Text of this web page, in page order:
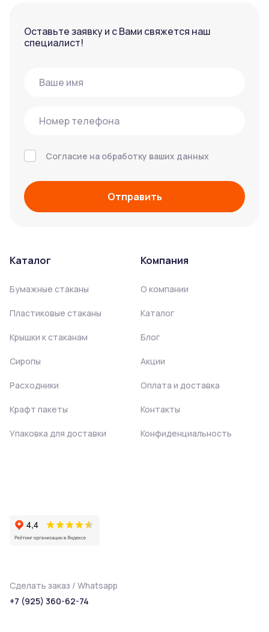
Оставьте заявку и с Вами свяжется наш
специалист!
Согласие на обработку ваших данных
Отправить
Сделать заказ / Whatsapp
+7 (925) 360-62-74
Каталог
Бумажные стаканы
Пластиковые стаканы
Крышки к стаканам
Сиропы
Расходники
Крафт пакеты
Упаковка для доставки
Компания
О компании
Каталог
Блог
Акции
Оплата и доставка
Контакты
Конфиденциальность